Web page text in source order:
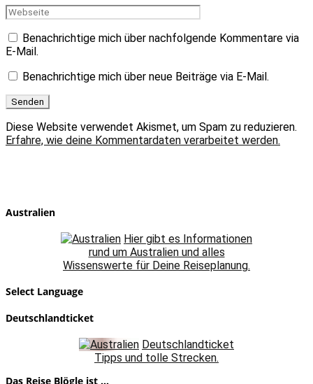
Benachrichtige mich über nachfolgende Kommentare via
E-Mail.
Benachrichtige mich über neue Beiträge via E-Mail.
Diese Website verwendet Akismet, um Spam zu reduzieren.
Erfahre, wie deine Kommentardaten verarbeitet werden.
Australien
Hier gibt es Informationen
rund um Australien und alles
Wissenswerte für Deine Reiseplanung.
Select Language
Deutschlandticket
Deutschlandticket
Tipps und tolle Strecken.
Das Reise Blögle ist ...